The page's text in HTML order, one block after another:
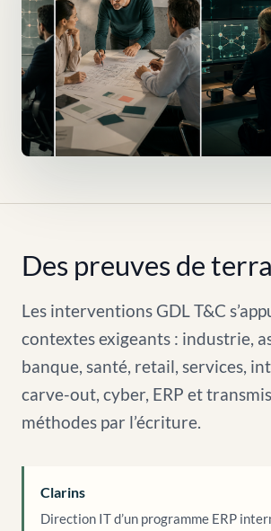
Des preuves de
Les interventions GDL T&C
contextes exigeants : industrie,
banque, santé, retail, services,
carve-out, cyber, ERP et
méthodes par l’écriture.
Clarins
Direction IT d’un programme ERP